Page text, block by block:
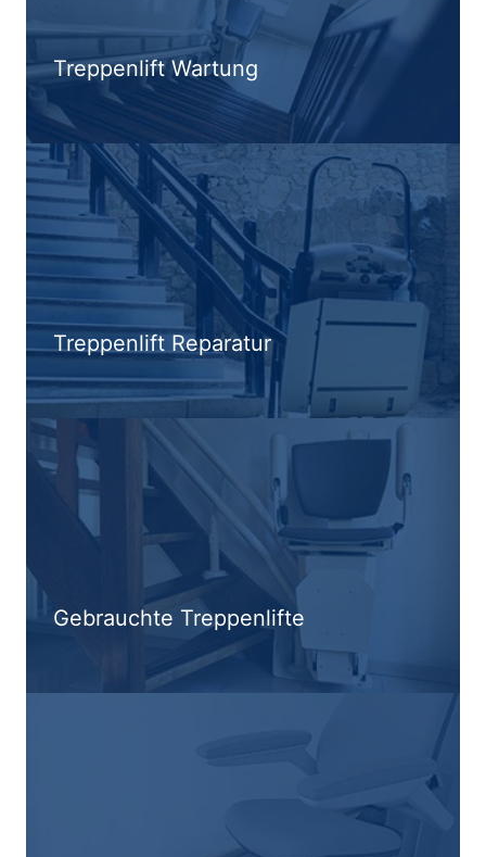
Treppenlift Wartung
Treppenlift Reparatur
Gebrauchte Treppenlifte